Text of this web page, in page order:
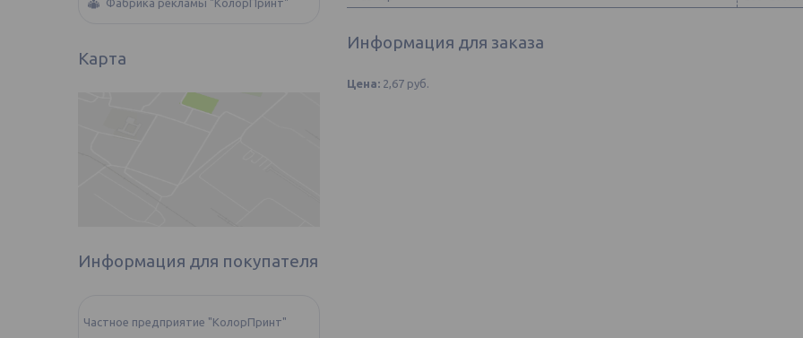
Информация для заказа
Цена: 2,67 руб.
Фабрика рекламы "КолорПринт"
Карта
Информация для покупателя
Частное предприятие "КолорПринт"